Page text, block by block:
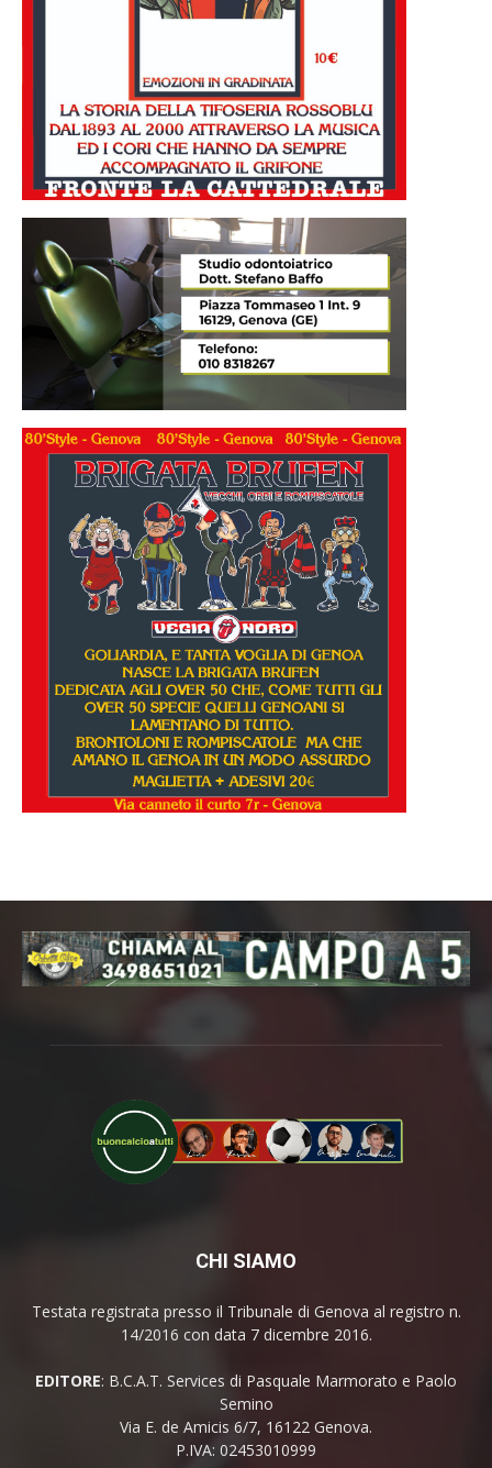
CHI SIAMO
Testata registrata presso il Tribunale di Genova al registro n.
14/2016 con data 7 dicembre 2016.
EDITORE: B.C.A.T. Services di Pasquale Marmorato e Paolo
Semino
Via E. de Amicis 6/7, 16122 Genova.
P.IVA: 02453010999